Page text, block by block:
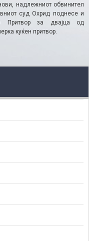
надлежниот обвинител
суд Охрид поднесе и
Притвор за двајца од
куќен притвор.